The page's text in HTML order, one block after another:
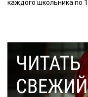
каждого школьника по